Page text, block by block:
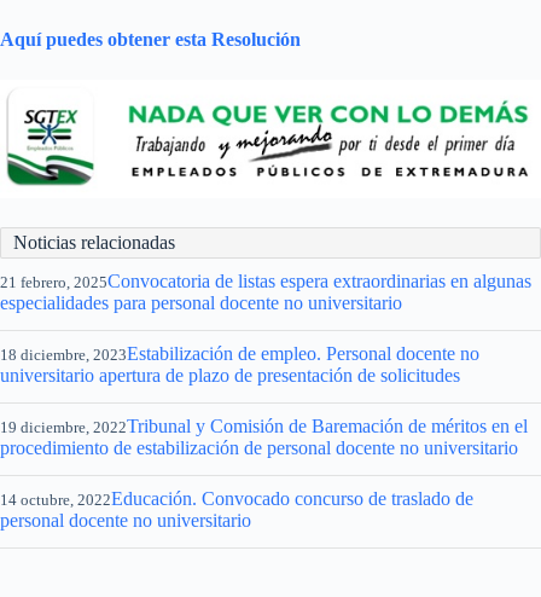
Aquí puedes obtener esta Resolución
Noticias relacionadas
21 febrero, 2025Convocatoria de listas espera extraordinarias en algunas
especialidades para personal docente no universitario
18 diciembre, 2023Estabilización de empleo. Personal docente no
universitario apertura de plazo de presentación de solicitudes
19 diciembre, 2022Tribunal y Comisión de Baremación de méritos en el
procedimiento de estabilización de personal docente no universitario
14 octubre, 2022Educación. Convocado concurso de traslado de
personal docente no universitario